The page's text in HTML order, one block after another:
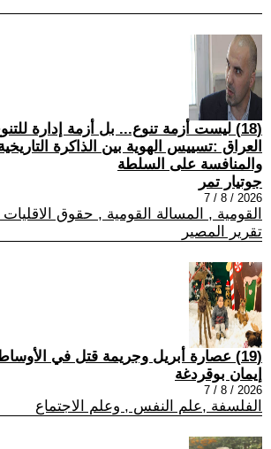
(18) ليست أزمة تنوع... بل أزمة إدارة
العراق :تسييس الهوية بين الذاكرة
والمنافسة على السلطة
جوتيار تمر
2026 / 8 / 7
القومية , المسالة القومية , حقوق
تقرير المصير
(19) عصارة أبريل وجريمة قتل في الأوساط الكنسيّة
إيمان بوقردغة
2026 / 8 / 7
الفلسفة ,علم النفس , وعلم الاجتماع